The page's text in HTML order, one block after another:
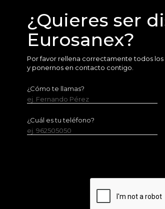
¿Quieres ser
Eurosanex?
Por favor rellena correctamente todos
y ponernos en contacto contigo.
¿Cómo te llamas?
ej. Fernando Pérez
¿Cuál es tu teléfono?
ej. 962505050